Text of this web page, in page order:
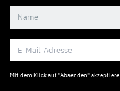
Mit dem Klick auf "Absenden"